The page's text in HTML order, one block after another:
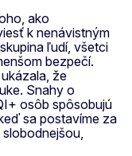
ako
k nenávistným
ľudí, všetci
bezpečí.
že
Snahy o
osôb spôsobujú
sa postavíme za